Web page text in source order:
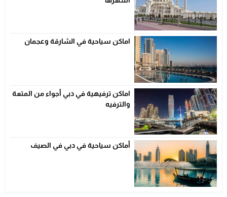
اماكن سياحية في الشارقة وعجمان
اماكن ترفيهية في دبي أجواء من المتعة
والترفيه
أماكن سياحية في دبي في الصيف